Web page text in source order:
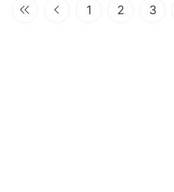
1 2 3